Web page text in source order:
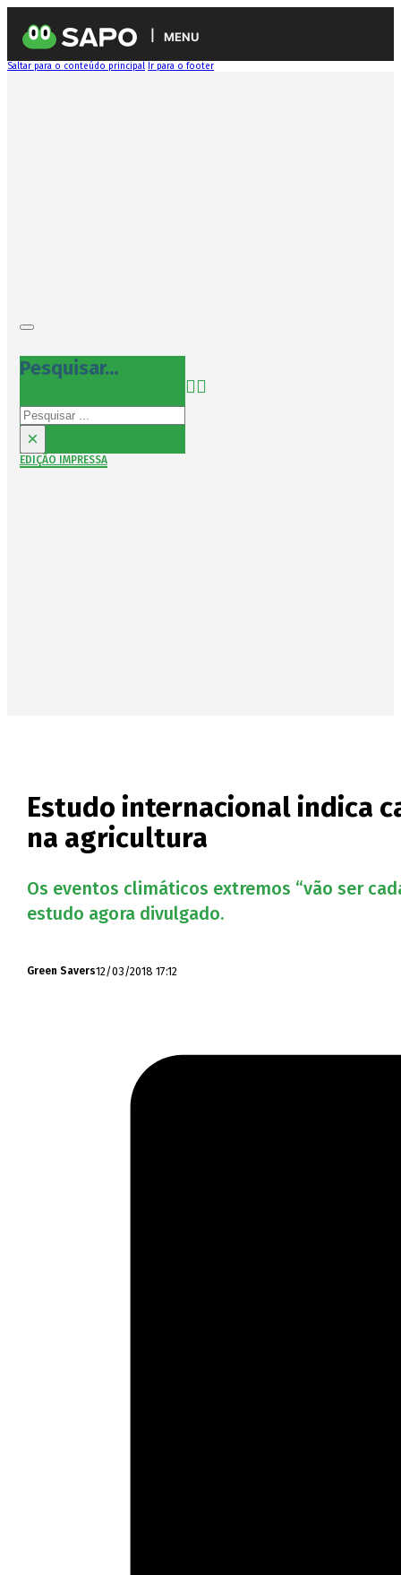
MENU
Saltar para o conteúdo principal Ir para o footer
Pesquisar...
Pesquisar
×
EDIÇÃO IMPRESSA
Estudo internacional indica
na agricultura
Os eventos climáticos extremos “vão ser
estudo agora divulgado.
Green Savers12/03/2018 17:12